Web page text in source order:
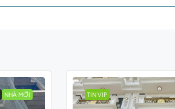
NHÀ MỚI TIN VIP